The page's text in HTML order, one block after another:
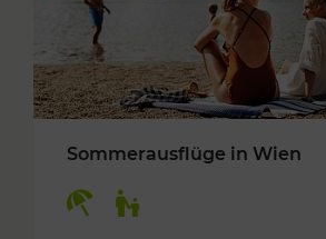
Sommerausflüge in Wien